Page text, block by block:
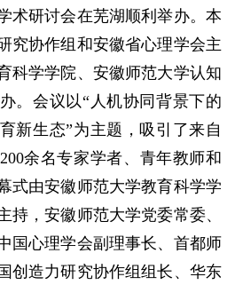
术研讨会在芜湖顺利举办。本
究协作组和安徽省心理学会主
科学学院、安徽师范大学认知
。会议以“人机协同背景下的
新生态”为主题，吸引了来自
余名专家学者、青年教师和
式由安徽师范大学教育科学学
持，安徽师范大学党委常委、
国心理学会副理事长、首都师
创造力研究协作组组长、华东